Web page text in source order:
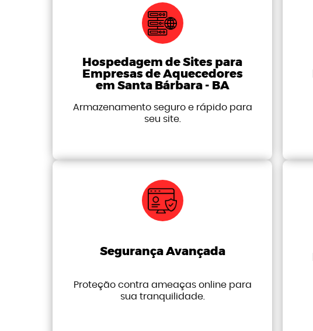
Hospedagem de Sites para
Empresas de Aquecedores
em Santa Bárbara - BA
Armazenamento seguro e rápido para
seu site.
Segurança Avançada
Proteção contra ameaças online para
sua tranquilidade.